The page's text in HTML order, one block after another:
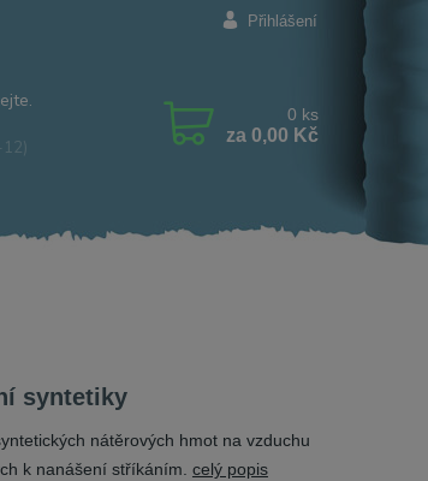
Přihlášení
0 ks
za 0,00 Kč
syntetiky
nátěrových hmot na vzduchu
k nanášení stříkáním. celý popis